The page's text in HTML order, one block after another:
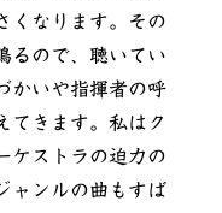
くなります。その
るので、聴いてい
かいや指揮者の呼
てきます。私はク
ケストラの迫力の
ャンルの曲もすば